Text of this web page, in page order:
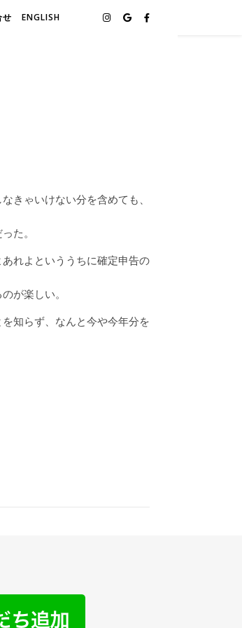
せ ENGLISH
きゃいけない分を含めても、
た。
れよといううちに確定申告の
が楽しい。
知らず、なんと今や今年分を